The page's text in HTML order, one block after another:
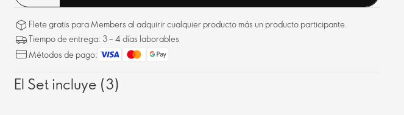
Flete gratis para Members al adquirir cualquier producto más un producto participante.
Tiempo de entrega: 3 – 4 días laborables
Métodos de pago:
El Set incluye (3)